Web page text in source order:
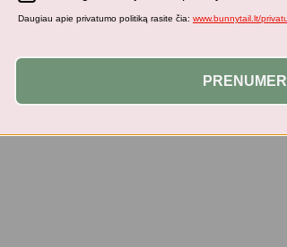
Daugiau apie privatumo politiką rasite čia: www.bunnytail.lt/